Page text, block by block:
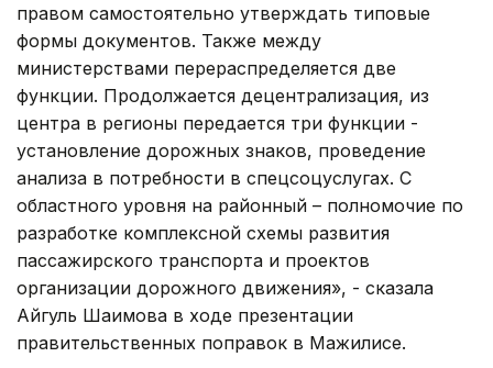
правом самостоятельно утверждать типовые
формы документов. Также между
министерствами перераспределяется две
функции. Продолжается децентрализация, из
центра в регионы передается три функции -
установление дорожных знаков, проведение
анализа в потребности в спецсоцуслугах. С
областного уровня на районный – полномочие по
разработке комплексной схемы развития
пассажирского транспорта и проектов
организации дорожного движения», - сказала
Айгуль Шаимова в ходе презентации
правительственных поправок в Мажилисе.